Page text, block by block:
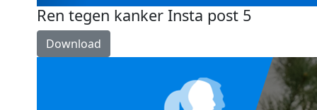
Ren tegen kanker Insta post 5
Download